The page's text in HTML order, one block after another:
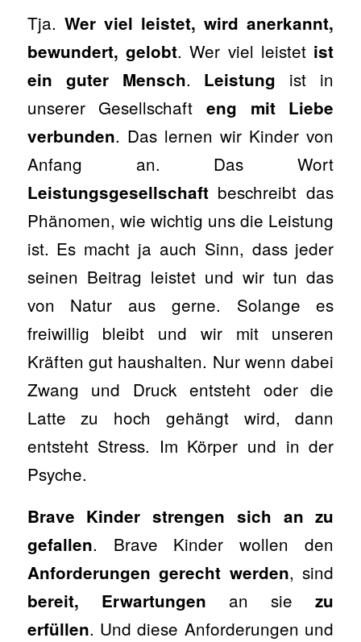
Tja. Wer viel leistet, wird anerkannt,
bewundert, gelobt. Wer viel leistet ist
ein guter Mensch. Leistung ist in
unserer Gesellschaft eng mit Liebe
verbunden. Das lernen wir Kinder von
Anfang an. Das Wort
Leistungsgesellschaftbeschreibt das
Phänomen, wie wichtig uns die Leistung
ist. Es macht ja auch Sinn, dass jeder
seinen Beitrag leistet und wir tun das
von Natur aus gerne. Solange es
freiwillig bleibt und wir mit unseren
Kräften gut haushalten. Nur wenn dabei
Zwang und Druck entsteht oder die
Latte zu hoch gehängt wird, dann
entsteht Stress. Im Körper und in der
Psyche.
Brave Kinder strengen sich an zu
gefallen. Brave Kinder wollen den
Anforderungen gerecht werden, sind
bereit, Erwartungen an siezu
erfüllen. Und diese Anforderungen und